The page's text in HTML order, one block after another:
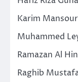
Karim
Muhammed
Ramazan Al
Raghib